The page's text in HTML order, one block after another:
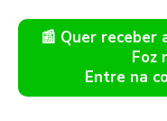
📰 Quer receber
Foz
Entre na